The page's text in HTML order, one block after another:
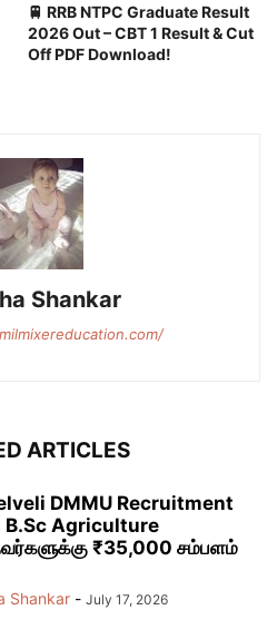
🚆 RRB NTPC Graduate Result
2026 Out – CBT 1 Result & Cut
Off PDF Download!
Shankar
ARTICLES
DMMU Recruitment
B.Sc Agriculture
₹35,000 சம்பளம்
Shankar - July 17, 2026